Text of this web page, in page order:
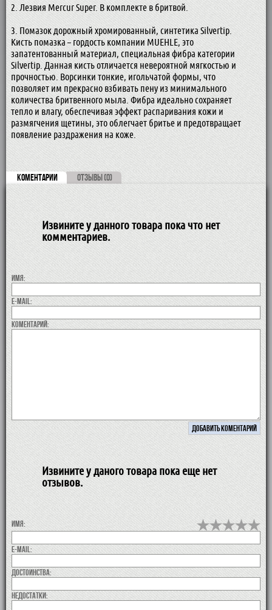
2. Лезвия Mercur Super. В комплекте в бритвой.
3. Помазок дорожный хромированный, синтетика Silvertip.
Кисть помазка – гордость компании MUEHLE, это
запатентованный материал, специальная фибра категории
Silvertip. Данная кисть отличается невероятной мягкостью и
прочностью. Ворсинки тонкие, игольчатой формы, что
позволяет им прекрасно взбивать пену из минимального
количества бритвенного мыла. Фибра идеально сохраняет
тепло и влагу, обеспечивая эффект распаривания кожи и
размягчения щетины, это облегчает бритье и предотвращает
появление раздражения на коже.
КОМЕНТАРИИ ОТЗЫВЫ (0)
Извините у данного товара пока что нет
комментариев.
Имя:
E-MAIL:
коментарий:
Извините у даного товара пока еще нет
отзывов.
Имя:
E-MAIL:
Достоинства:
недостатки: